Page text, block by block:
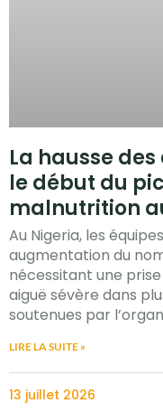
La hausse
le début du
malnutrition
Au Nigeria, les
augmentation du
nécessitant une
aiguë sévère dans
soutenues par
LIRE LA SUITE »
13 juillet 2026